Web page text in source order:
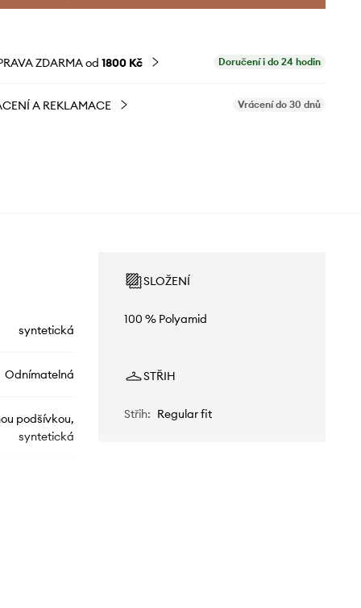
ZDARMA od 1800 Kč Doručení i do 24 hodin
A REKLAMACE Vrácení do 30 dnů
syntetická
Odnímatelná
podšívkou,
syntetická
SLOŽENÍ
100 % Polyamid
STŘIH
Střih: Regular fit